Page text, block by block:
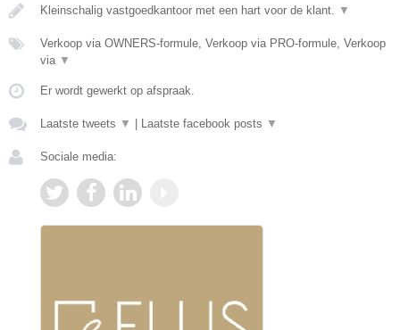
Kleinschalig vastgoedkantoor met een hart voor de klant. ▼
Verkoop via OWNERS-formule, Verkoop via PRO-formule, Verkoop
via ▼
Er wordt gewerkt op afspraak.
Laatste tweets ▼ Laatste facebook posts ▼
Sociale media: